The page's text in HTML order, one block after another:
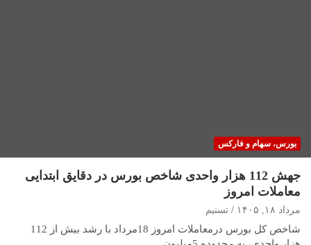
بورس، سهام و فارکس
جهش 112 هزار واحدی شاخص بورس در دقایق ابتدایی
معاملات امروز
مرداد ۱۸, ۱۴۰۵ تسنیم
شاخص کل بورس درمعاملات امروز 18مرداد با رشد بیش از 112